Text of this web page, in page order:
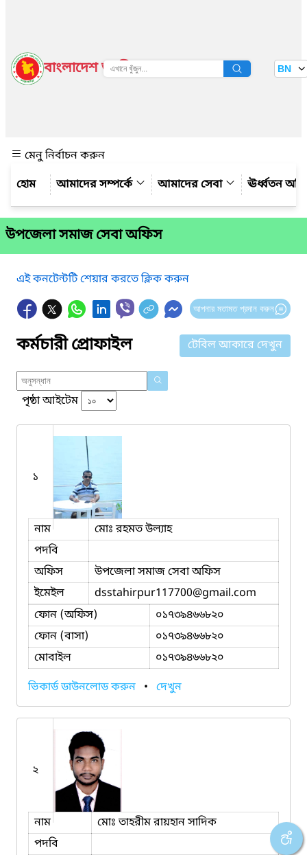
বাংলাদেশ জাতীয় তথ্য বাতায়ন BN
মেনু নির্বাচন করুন
আমাদের সম্পর্কে
আমাদের সেবা ঊর্ধ্বতন
উপজেলা সমাজ সেবা অফিস
এই কনটেন্টটি শেয়ার করতে ক্লিক করুন
আপনার মতামত প্রদান করুন
কর্মচারী প্রোফাইল টেবিল আকারে দেখুন
পৃষ্ঠা আইটেম
১
নাম
মোঃ রহমত উল্যাহ
পদবি
অফিস
উপজেলা সমাজ সেবা অফিস
ইমেইল
dsstahirpur117700@gmail.com
ফোন (অফিস)
০১৭৩৯৪৬৬৮২০
ফোন (বাসা)
০১৭৩৯৪৬৬৮২০
মোবাইল
০১৭৩৯৪৬৬৮২০
ভিকার্ড ডাউনলোড করুন • দেখুন
২
নাম
মোঃ তাহরীম রায়হান সাদিক
পদবি